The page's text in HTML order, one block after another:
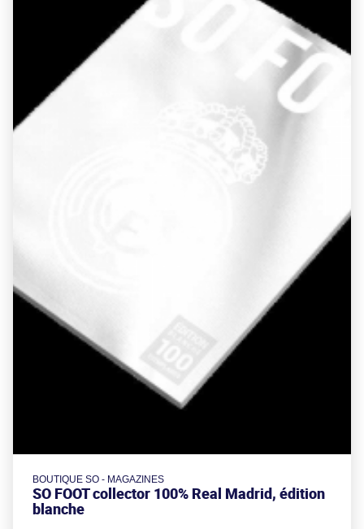
BOUTIQUE SO - MAGAZINES
SO FOOT collector 100% Real Madrid, édition
blanche